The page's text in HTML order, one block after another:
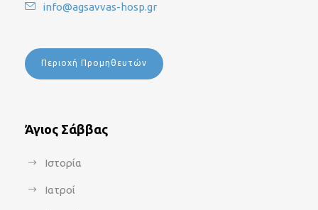
info@agsavvas-hosp.gr
Περιοχή Προμηθευτών
Άγιος Σάββας
Ιστορία
Ιατροί